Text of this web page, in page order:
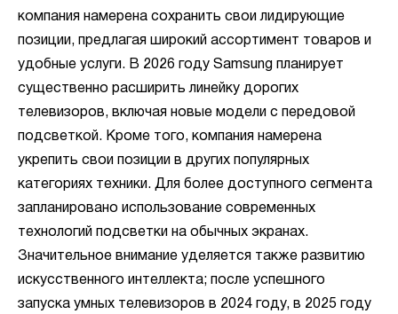
компания намерена сохранить свои лидирующие
позиции, предлагая широкий ассортимент товаров и
удобные услуги. В 2026 году Samsung планирует
существенно расширить линейку дорогих
телевизоров, включая новые модели с передовой
подсветкой. Кроме того, компания намерена
укрепить свои позиции в других популярных
категориях техники. Для более доступного сегмента
запланировано использование современных
технологий подсветки на обычных экранах.
Значительное внимание уделяется также развитию
искусственного интеллекта; после успешного
запуска умных телевизоров в 2024 году, в 2025 году